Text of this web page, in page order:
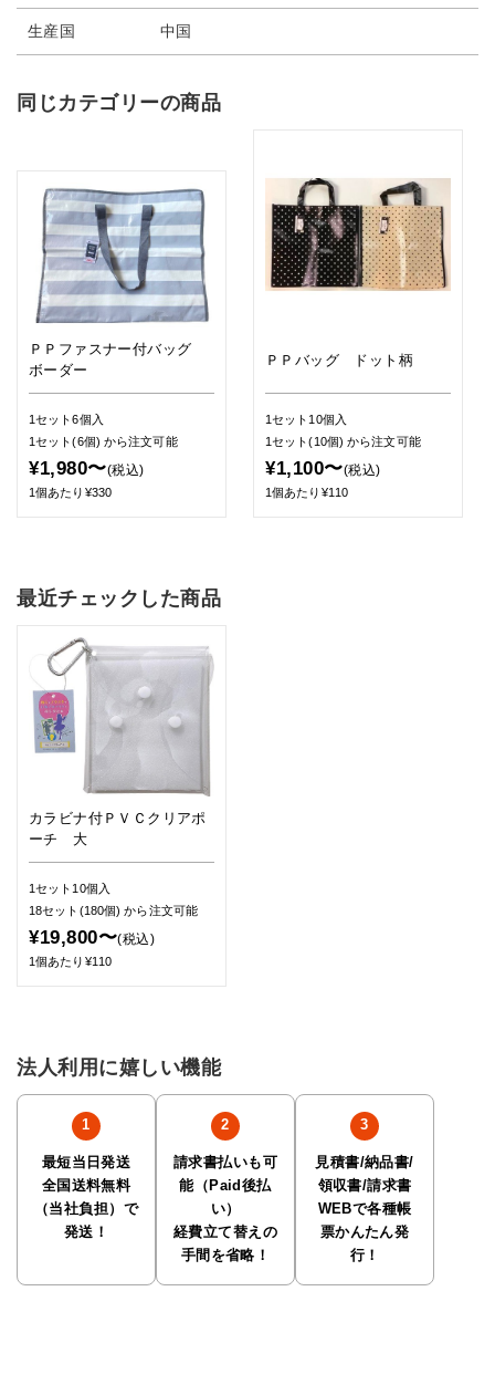
生産国 中国
同じカテゴリーの商品
ＰＰファスナー付バッグ
ボーダー
1セット6個入
1セット(6個) から注文可能
¥1,980〜(税込)
1個あたり¥330
ＰＰバッグ ドット柄
1セット10個入
1セット(10個)から注文可能
¥1,100〜(税込)
1個あたり¥110
最近チェックした商品
カラビナ付ＰＶＣクリアポ
ーチ 大
1セット10個入
18セット(180個)から注文可能
¥19,800〜(税込)
1個あたり¥110
法人利用に嬉しい機能
最短当日発送
全国送料無料
（当社負担）で
発送！
請求書払いも可
能（Paid後払
い）
経費立て替えの
手間を省略！
見積書/納品書/
領収書/請求書
WEBで各種帳
票かんたん発
行！